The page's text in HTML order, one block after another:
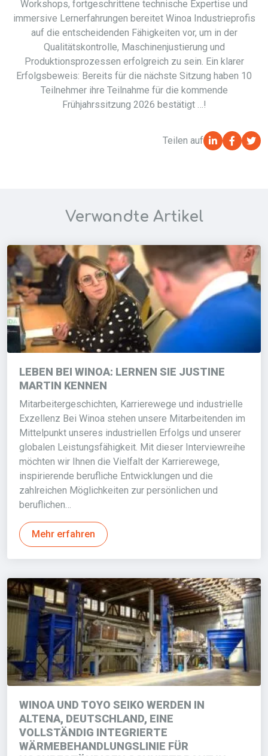
Workshops, fortgeschrittene technische Expertise und
immersive Lernerfahrungen bereitet Winoa Industrieprofis
auf die entscheidenden Fähigkeiten vor, um in der
Qualitätskontrolle, Maschinenjustierung und
Produktionsprozessen erfolgreich zu sein. Ein klarer
Erfolgsbeweis: Bereits für die nächste Sitzung haben 10
Teilnehmer ihre Teilnahme für die kommende
Frühjahrssitzung 2026 bestätigt …!
Teilen auf
Verwandte Artikel
LEBEN BEI WINOA: LERNEN SIE JUSTINE
MARTIN KENNEN
Mitarbeitergeschichten, Karrierewege und industrielle
Exzellenz Bei Winoa stehen unsere Mitarbeitenden im
Mittelpunkt unseres industriellen Erfolgs und unserer
globalen Leistungsfähigkeit. Mit dieser Interviewreihe
möchten wir Ihnen die Vielfalt der Karrierewege,
inspirierende berufliche Entwicklungen und die
zahlreichen Möglichkeiten zur persönlichen und
beruflichen…
Mehr erfahren
WINOA UND TOYO SEIKO WERDEN IN
ALTENA, DEUTSCHLAND, EINE
VOLLSTÄNDIG INTEGRIERTE
WÄRMEBEHANDLUNGSLINIE FÜR